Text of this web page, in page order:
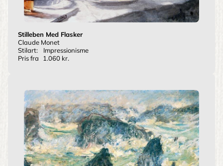
Stilleben Med Flasker
Claude Monet
Stilart:
Impressionisme
Pris fra
1.060 kr.